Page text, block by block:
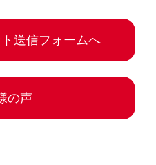
送信フォームへ
の声